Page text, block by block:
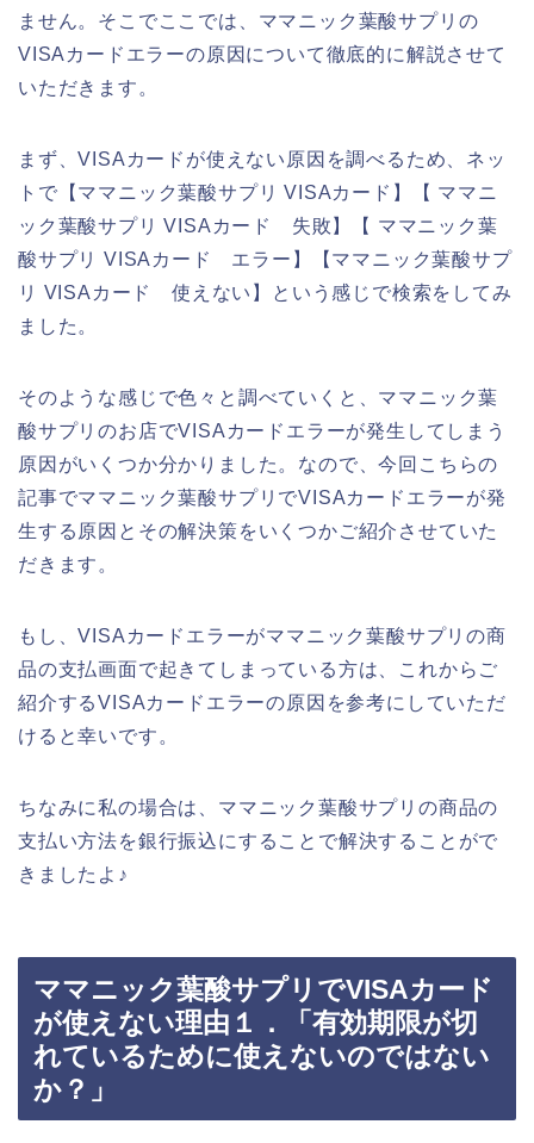
ません。そこでここでは、ママニック葉酸サプリの
VISAカードエラーの原因について徹底的に解説させて
いただきます。
まず、VISAカードが使えない原因を調べるため、ネッ
トで【ママニック葉酸サプリ VISAカード】【 ママニ
ック葉酸サプリ VISAカード 失敗】【 ママニック葉
酸サプリ VISAカード エラー】【ママニック葉酸サプ
リ VISAカード 使えない】という感じで検索をしてみ
ました。
そのような感じで色々と調べていくと、ママニック葉
酸サプリのお店でVISAカードエラーが発生してしまう
原因がいくつか分かりました。なので、今回こちらの
記事でママニック葉酸サプリでVISAカードエラーが発
生する原因とその解決策をいくつかご紹介させていた
だきます。
もし、VISAカードエラーがママニック葉酸サプリの商
品の支払画面で起きてしまっている方は、これからご
紹介するVISAカードエラーの原因を参考にしていただ
けると幸いです。
ちなみに私の場合は、ママニック葉酸サプリの商品の
支払い方法を銀行振込にすることで解決することがで
きましたよ♪
ママニック葉酸サプリでVISAカード
が使えない理由１．「有効期限が切
れているために使えないのではない
か？」